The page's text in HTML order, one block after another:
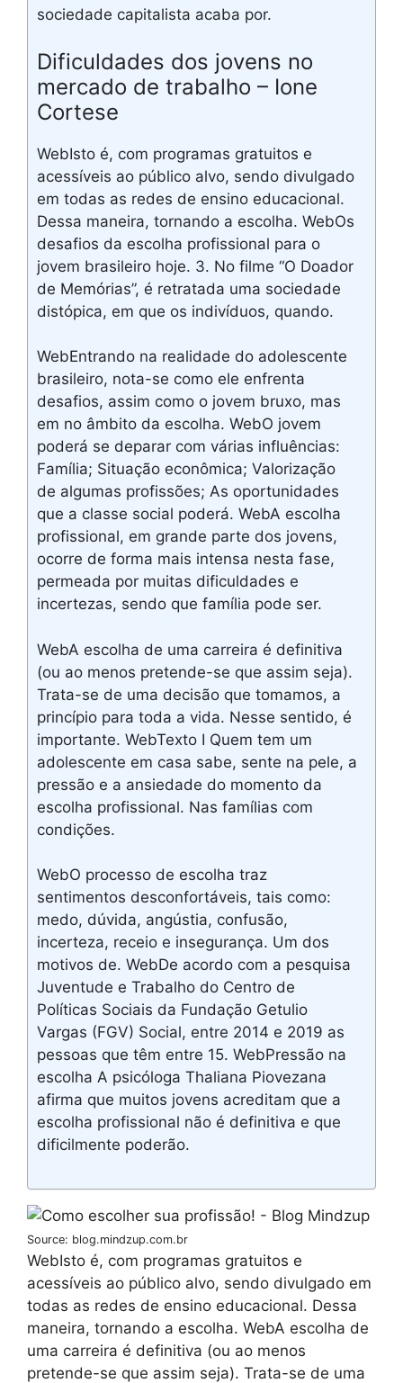
sociedade capitalista acaba por.
Dificuldades dos jovens no
mercado de trabalho – Ione
Cortese
WebIsto é, com programas gratuitos e
acessíveis ao público alvo, sendo divulgado
em todas as redes de ensino educacional.
Dessa maneira, tornando a escolha. WebOs
desafios da escolha profissional para o
jovem brasileiro hoje. 3. No filme “O Doador
de Memórias”, é retratada uma sociedade
distópica, em que os indivíduos, quando.
WebEntrando na realidade do adolescente
brasileiro, nota-se como ele enfrenta
desafios, assim como o jovem bruxo, mas
em no âmbito da escolha. WebO jovem
poderá se deparar com várias influências:
Família; Situação econômica; Valorização
de algumas profissões; As oportunidades
que a classe social poderá. WebA escolha
profissional, em grande parte dos jovens,
ocorre de forma mais intensa nesta fase,
permeada por muitas dificuldades e
incertezas, sendo que família pode ser.
WebA escolha de uma carreira é definitiva
(ou ao menos pretende-se que assim seja).
Trata-se de uma decisão que tomamos, a
princípio para toda a vida. Nesse sentido, é
importante. WebTexto I Quem tem um
adolescente em casa sabe, sente na pele, a
pressão e a ansiedade do momento da
escolha profissional. Nas famílias com
condições.
WebO processo de escolha traz
sentimentos desconfortáveis, tais como:
medo, dúvida, angústia, confusão,
incerteza, receio e insegurança. Um dos
motivos de. WebDe acordo com a pesquisa
Juventude e Trabalho do Centro de
Políticas Sociais da Fundação Getulio
Vargas (FGV) Social, entre 2014 e 2019 as
pessoas que têm entre 15. WebPressão na
escolha A psicóloga Thaliana Piovezana
afirma que muitos jovens acreditam que a
escolha profissional não é definitiva e que
dificilmente poderão.
Source: blog.mindzup.com.br
WebIsto é, com programas gratuitos e
acessíveis ao público alvo, sendo divulgado em
todas as redes de ensino educacional. Dessa
maneira, tornando a escolha. WebA escolha de
uma carreira é definitiva (ou ao menos
pretende-se que assim seja). Trata-se de uma